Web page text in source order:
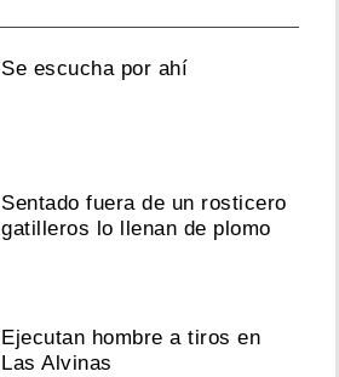
Se escucha por ahí
Sentado fuera de un rosticero
gatilleros lo llenan de plomo
Ejecutan hombre a tiros en
Las Alvinas